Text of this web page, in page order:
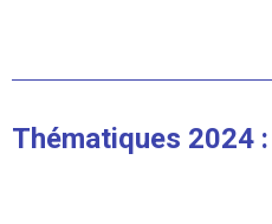
Thématiques 2024 :